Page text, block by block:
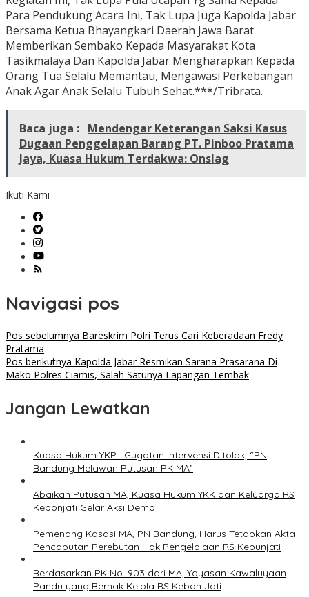
Para Pendukung Acara Ini, Tak Lupa Juga Kapolda Jabar
Bersama Ketua Bhayangkari Daerah Jawa Barat
Memberikan Sembako Kepada Masyarakat Kota
Tasikmalaya Dan Kapolda Jabar Mengharapkan Kepada
Orang Tua Selalu Memantau, Mengawasi Perkebangan
Anak Agar Anak Selalu Tubuh Sehat.***/Tribrata.
Baca juga : Mendengar Keterangan Saksi Kasus
Dugaan Penggelapan Barang PT. Pinboo Pratama
Jaya, Kuasa Hukum Terdakwa: Onslag
Ikuti Kami
Navigasi pos
Pos sebelumnya Bareskrim Polri Terus Cari Keberadaan Fredy
Pratama
Pos berikutnya Kapolda Jabar Resmikan Sarana Prasarana Di
Mako Polres Ciamis, Salah Satunya Lapangan Tembak
Jangan Lewatkan
Kuasa Hukum YKP : Gugatan Intervensi Ditolak, “PN
Bandung Melawan Putusan PK MA”
Abaikan Putusan MA, Kuasa Hukum YKK dan Keluarga RS
Kebonjati Gelar Aksi Demo
Pemenang Kasasi MA, PN Bandung, Harus Tetapkan Akta
Pencabutan Perebutan Hak Pengelolaan RS Kebunjati
Berdasarkan PK No. 903 dari MA, Yayasan Kawaluyaan
Pandu yang Berhak Kelola RS Kebon Jati